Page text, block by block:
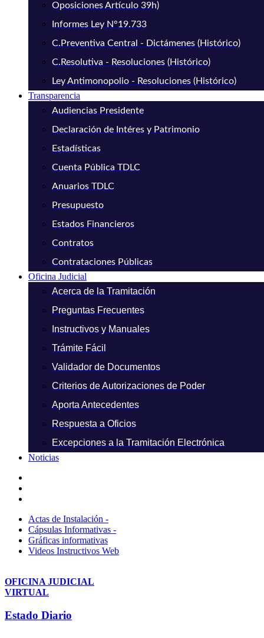
Oposiciones Artículo 39h)
Informes Ley N°19.733
C.Preventiva Central - Dictámenes (Histórico)
C.Resolutiva - Resoluciones (Histórico)
Ley Antimonopolio - Resoluciones (Histórico)
Transparencia
Audiencias Presidente
Declaración de Intéres y Patrimonio
Estadísticas
Cuenta Pública TDLC
Anuarios TDLC
Presupuesto
Estados Financieros
Contratos
Contrataciones Públicas
Oficina Judicial
Acerca de la Tramitación
Preguntas Frecuentes
Instructivos y Manuales
Trámite Fácil
Validador de Documentos
Criterios de Autorizaciones de Poder
Aporta Antecedentes
Respuesta a Oficios
Excepciones a la Tramitación Electrónica
Noticias
Actas de Instalación -
Cápsulas Informativas -
Gráficas informativas
Videos Instructivos Web
OFICINA JUDICIAL
VIRTUAL
Estado Diario